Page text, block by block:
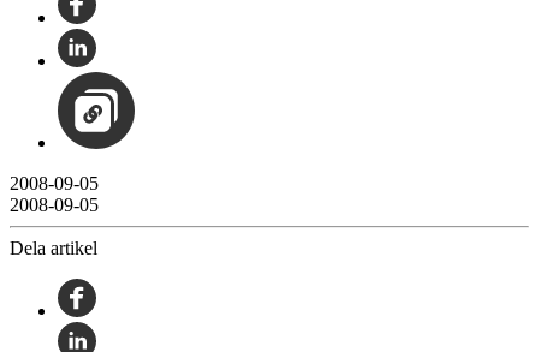
2008-09-05
2008-09-05
Dela artikel